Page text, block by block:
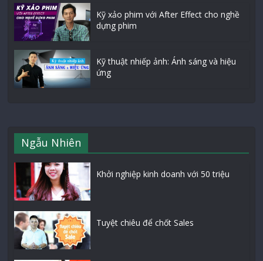
Kỹ xảo phim với After Effect cho nghề
dựng phim
Kỹ thuật nhiếp ảnh: Ánh sáng và hiệu
ứng
Ngẫu Nhiên
Khởi nghiệp kinh doanh với 50 triệu
Tuyệt chiêu để chốt Sales